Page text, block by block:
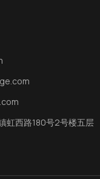
虹西路180号2号楼五层